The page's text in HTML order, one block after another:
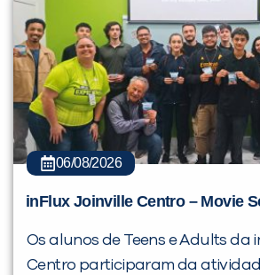
06/08/2026
inFlux Joinville Centro – Movie
Os alunos de Teens e Adults da
Centro participaram da